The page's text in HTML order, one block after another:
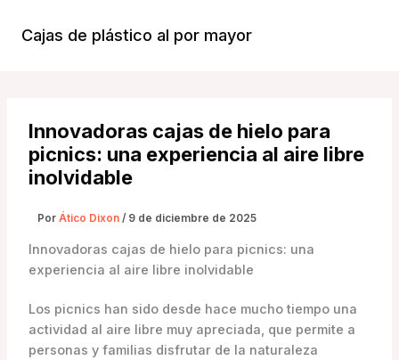
contenido
Cajas de plástico al por mayor
Innovadoras cajas de hielo para
picnics: una experiencia al aire libre
inolvidable
Por Ático Dixon / 9 de diciembre de 2025
Innovadoras cajas de hielo para picnics: una
experiencia al aire libre inolvidable
Los picnics han sido desde hace mucho tiempo una
actividad al aire libre muy apreciada, que permite a
personas y familias disfrutar de la naturaleza